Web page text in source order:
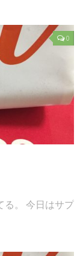
0
る。 今日はサプ